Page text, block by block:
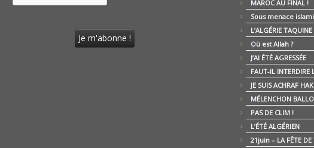
MAROC AU FINAL !
Sous menace
L’ALGÉRIE
Où est Allah ?
J’AI ÉTÉ AGRESSÉE
FAUT-IL INTERDIRE
JE SUIS ACHRAF
MÉLENCHON
PAS DE CLIM !
L’ÉTÉ ALGÉRIEN
21juin – LA FÊTE DE